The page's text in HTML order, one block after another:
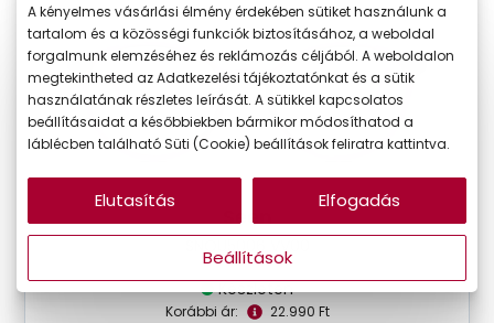
Seen
SNOU5006 VV00
Készleten
Korábbi ár: 22.990 Ft
A kényelmes vásárlási élmény érdekében sütiket használunk a
tartalom és a közösségi funkciók biztosításához, a weboldal
forgalmunk elemzéséhez és reklámozás céljából. A weboldalon
megtekintheted az Adatkezelési tájékoztatónkat és a sütik
használatának részletes leírását. A sütikkel kapcsolatos
beállításaidat a későbbiekben bármikor módosíthatod a
láblécben található Süti (Cookie) beállítások feliratra kattintva.
Beállítások
Elutasítás Elfogadás